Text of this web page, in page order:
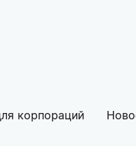
корпораций